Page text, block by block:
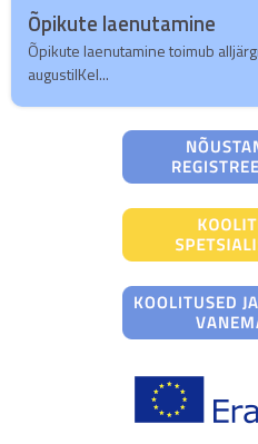
Õpikute laenutamine
Õpikute laenutamine toimub
augustilKel...